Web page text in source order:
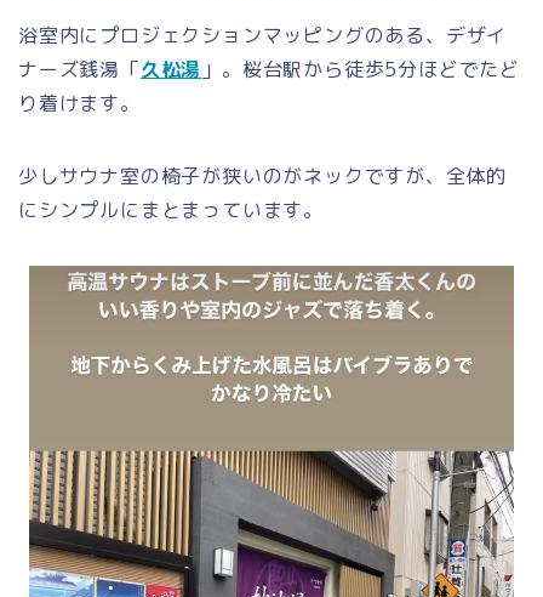
浴室内にプロジェクションマッピングのある、デザイ
ナーズ銭湯「久松湯 」。桜台駅から徒歩5分ほどでたど
り着けます。
少しサウナ室の椅子が狭いのがネックですが、全体的
にシンプルにまとまっています。